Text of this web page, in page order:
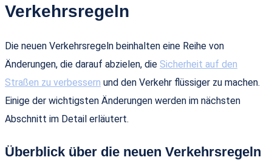
Verkehrsregeln
Die neuen Verkehrsregeln beinhalten eine Reihe von
Änderungen, die darauf abzielen, die Sicherheit auf den
Straßen zu verbessern und den Verkehr flüssiger zu machen.
Einige der wichtigsten Änderungen werden im nächsten
Abschnitt im Detail erläutert.
Überblick über die neuen Verkehrsregeln